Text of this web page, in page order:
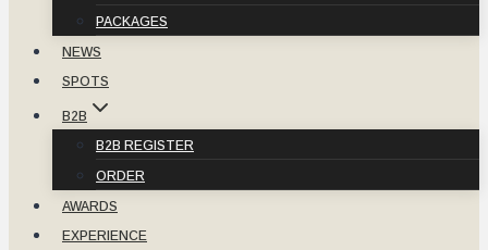
PACKAGES
NEWS
SPOTS
B2B
B2B REGISTER
ORDER
AWARDS
EXPERIENCE